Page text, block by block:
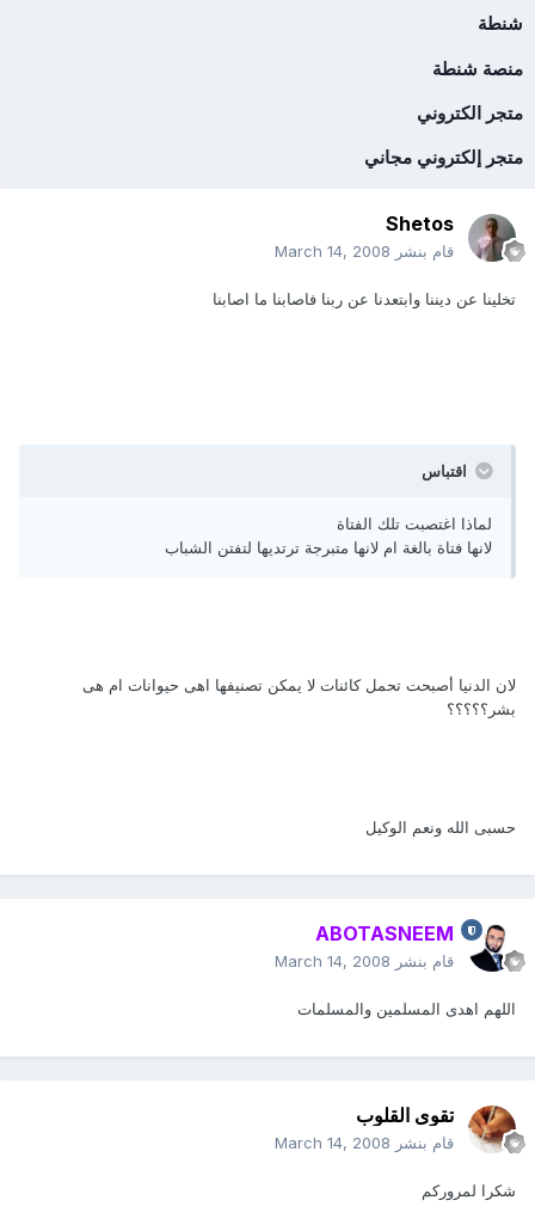
شنطة
منصة شنطة
متجر الكتروني
متجر إلكتروني مجاني
Shetos
قام بنشر March 14, 2008
تخلينا عن ديننا وابتعدنا عن ربنا فاصابنا ما اصابنا
اقتباس
لماذا اغتصبت تلك الفتاة
لانها فتاة بالغة ام لانها متبرجة ترتديها لتفتن الشباب
لان الدنيا أصبحت تحمل كائنات لا يمكن تصنيفها اهى حيوانات ام هى
بشر؟؟؟؟؟
حسبى الله ونعم الوكيل
ABOTASNEEM
قام بنشر March 14, 2008
اللهم اهدى المسلمين والمسلمات
تقوى القلوب
قام بنشر March 14, 2008
شكرا لمروركم